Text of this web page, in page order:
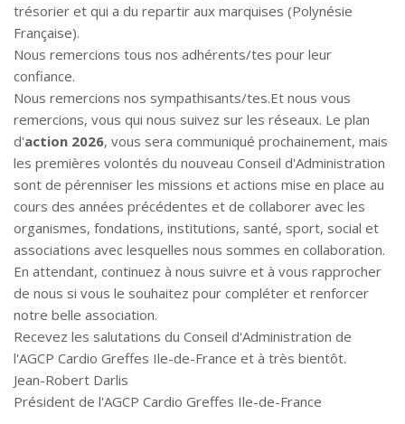
trésorier et qui a du repartir aux marquises (Polynésie
Française).
Nous remercions tous nos adhérents/tes pour leur
confiance.
Nous remercions nos sympathisants/tes.Et nous vous
remercions, vous qui nous suivez sur les réseaux. Le plan
d'action 2026, vous sera communiqué prochainement, mais
les premières volontés du nouveau Conseil d'Administration
sont de pérenniser les missions et actions mise en place au
cours des années précédentes et de collaborer avec les
organismes, fondations, institutions, santé, sport, social et
associations avec lesquelles nous sommes en collaboration.
En attendant, continuez à nous suivre et à vous rapprocher
de nous si vous le souhaitez pour compléter et renforcer
notre belle association.
Recevez les salutations du Conseil d'Administration de
l'AGCP Cardio Greffes Ile-de-France et à très bientôt.
Jean-Robert Darlis
Président de l'AGCP Cardio Greffes Ile-de-France